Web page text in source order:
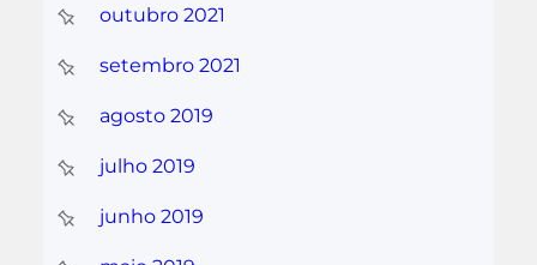
outubro 2021
setembro 2021
agosto 2019
julho 2019
junho 2019